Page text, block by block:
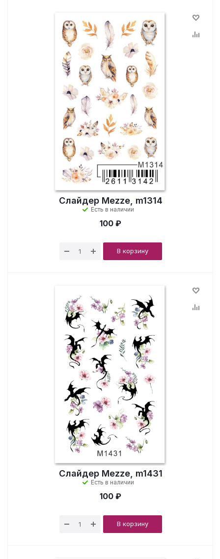
Слайдер Mezze, m1314
Есть в наличии
100 ₽
В корзину
Слайдер Mezze, m1431
Есть в наличии
100 ₽
В корзину